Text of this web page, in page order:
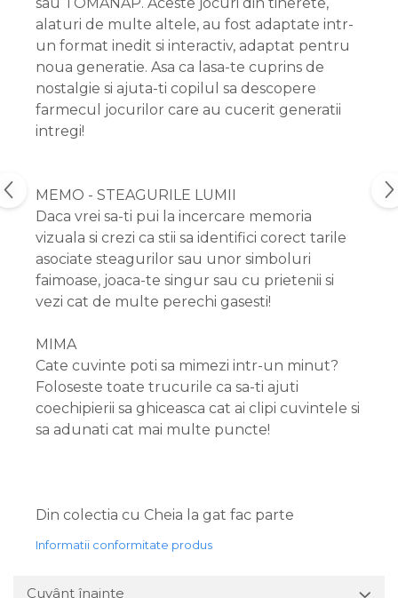
alaturi de multe altele, au fost adaptate intr-
un format inedit si interactiv, adaptat pentru
noua generatie. Asa ca lasa-te cuprins de
nostalgie si ajuta-ti copilul sa descopere
farmecul jocurilor care au cucerit generatii
intregi!
MEMO - STEAGURILE LUMII
Daca vrei sa-ti pui la incercare memoria
vizuala si crezi ca stii sa identifici corect tarile
asociate steagurilor sau unor simboluri
faimoase, joaca-te singur sau cu prietenii si
vezi cat de multe perechi gasesti!
MIMA
Cate cuvinte poti sa mimezi intr-un minut?
Foloseste toate trucurile ca sa-ti ajuti
coechipierii sa ghiceasca cat ai clipi cuvintele si
sa adunati cat mai multe puncte!
Din colectia cu Cheia la gat fac parte
Informatii conformitate produs
Cuvânt înainte